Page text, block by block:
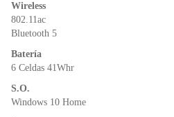
Wireless
802.11ac
Bluetooth 5
Batería
6 Celdas 41Whr
S.O.
Windows 10 Home